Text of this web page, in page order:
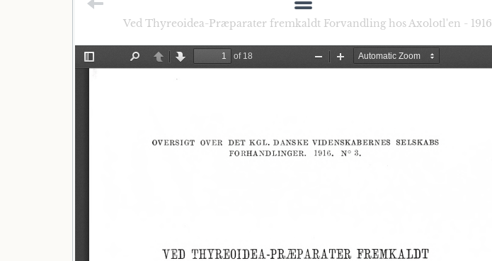
Ved Thyreoidea-Præparater fremkaldt Forvandling hos Axolotl'en - 1916